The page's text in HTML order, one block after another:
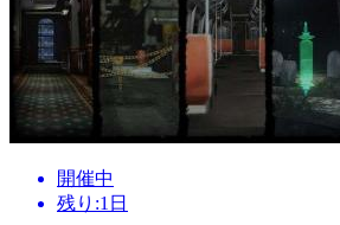
開催中
残り:1日